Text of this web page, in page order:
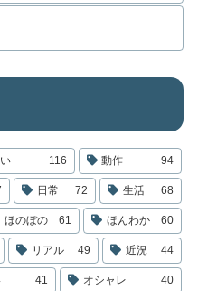
116 動作 94
日常 72 生活 68
ほのぼの 61 ほんわか 60
リアル 49 近況 44
41 オシャレ 40